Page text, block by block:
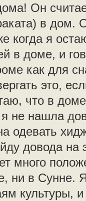
Он
в дом.
когда я
в доме, и
как для
это,
что в
не нашла
одевать
довода на
много
ни в Сунне.
культуры,